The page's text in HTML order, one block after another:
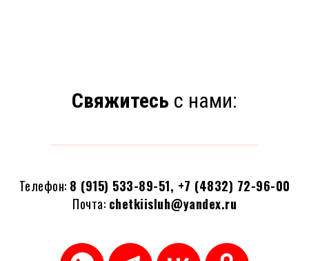
Свяжитесь с нами:
Телефон: 8 (915) 533-89-51, +7 (4832) 72-96-00
Почта: chetkiisluh@yandex.ru